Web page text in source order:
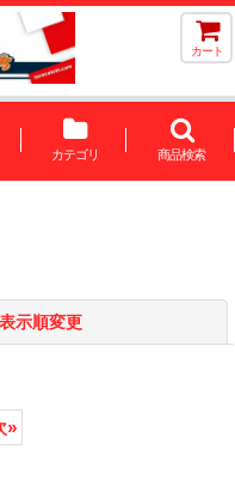
カート
カテゴリ 商品検索
表示順変更
»